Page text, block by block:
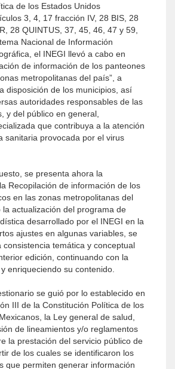
de los Estados Unidos
3, 4, 17 fracción IV, 28 BIS, 28
28 QUINTUS, 37, 45, 46, 47 y 59,
Nacional de Información
el INEGI llevó a cabo en
de información de los panteones
metropolitanas del país”, a
disposición de los municipios, así
autoridades responsables de las
y del público en general,
que contribuya a la atención
sanitaria provocada por el virus
se presenta ahora la
Recopilación de información de los
en las zonas metropolitanas del
la actualización del programa de
desarrollado por el INEGI en la
ajustes en algunas variables, se
consistencia temática y conceptual
edición, continuando con la
enriqueciendo su contenido.
se guió por lo establecido en
III de la Constitución Política de los
la Ley general de salud,
de lineamientos y/o reglamentos
la prestación del servicio público de
de los cuales se identificaron los
que permiten generar información